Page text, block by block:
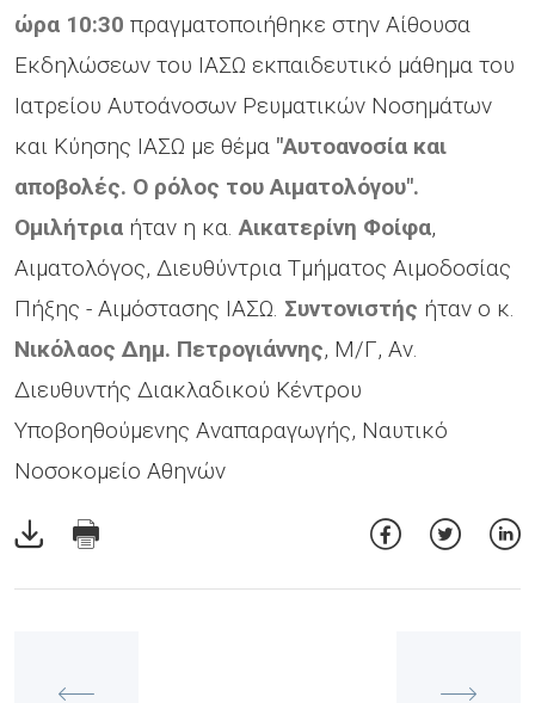
ώρα 10:30 πραγματοποιήθηκε στην Αίθουσα
Εκδηλώσεων του ΙΑΣΩ εκπαιδευτικό μάθημα του
Ιατρείου Αυτοάνοσων Ρευματικών Νοσημάτων
και Κύησης ΙΑΣΩ με θέμα "Αυτοανοσία και
αποβολές. Ο ρόλος του Αιματολόγου".
Ομιλήτρια ήταν η κα.Αικατερίνη Φοίφα,
Αιματολόγος, Διευθύντρια Τμήματος Αιμοδοσίας
Πήξης - Αιμόστασης ΙΑΣΩ. Συντονιστής ήταν ο κ.
Νικόλαος Δημ. Πετρογιάννης, Μ/Γ, Αν.
Διευθυντής Διακλαδικού Κέντρου
Υποβοηθούμενης Αναπαραγωγής, Ναυτικό
Νοσοκομείο Αθηνών